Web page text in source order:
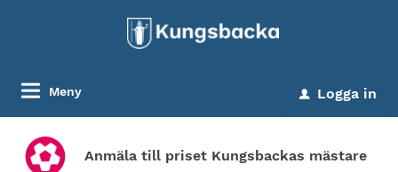
Meny u Logga in
Anmäla till priset Kungsbackas mästare